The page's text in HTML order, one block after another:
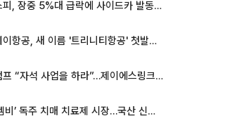
코스피, 장중 5%대 급락에 사이드카 발동…삼성·SK 동반 폭락
티웨이항공, 새 이름 '트리니티항공' 첫발…SSC 전략 본격화
트럼프 “자석 사업을 하라”…제이에스링크, 비중국 영구자석 공급망 구축 속도
‘레켐비’ 독주 치매 치료제 시장…국산 신약 등장하나